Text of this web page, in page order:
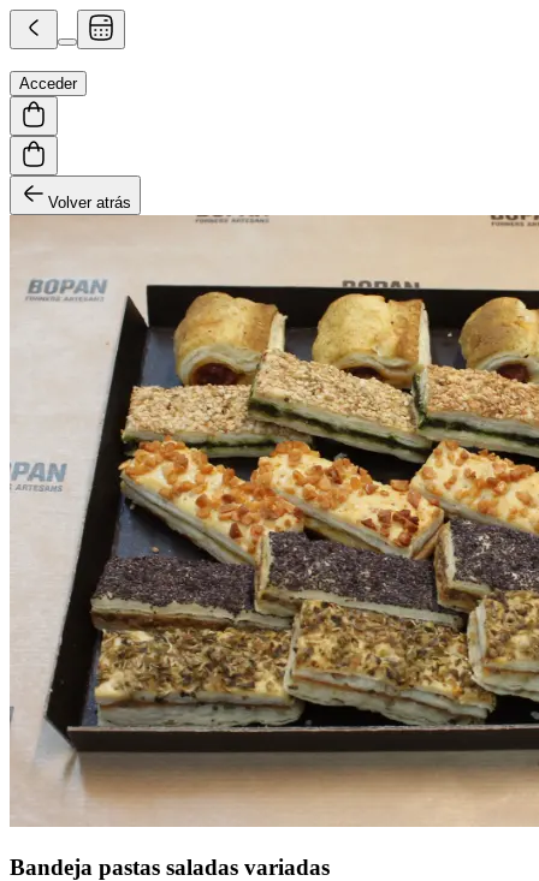
Acceder
Volver atrás
Bandeja pastas saladas variadas